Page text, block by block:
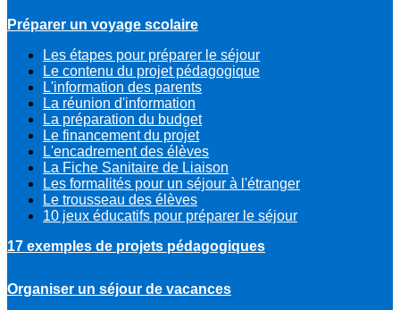
Préparer un voyage scolaire
Les étapes pour préparer le séjour
Le contenu du projet pédagogique
L'information des parents
La réunion d'information
La préparation du budget
Le financement du projet
L'encadrement des élèves
La Fiche Sanitaire de Liaison
Les formalités pour un séjour à l'étranger
Le trousseau des élèves
10 jeux éducatifs pour préparer le séjour
17 exemples de projets pédagogiques
Organiser un séjour de vacances